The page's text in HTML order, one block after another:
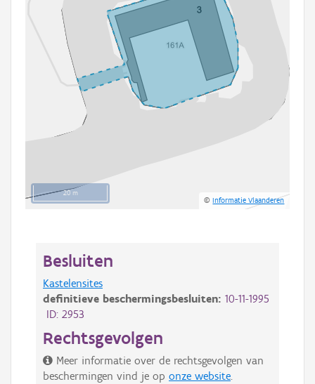
20 m
©Informatie Vlaanderen
Besluiten
Kastelensites
definitieve beschermingsbesluiten: 10-11-1995
ID: 2953
Rechtsgevolgen
Meer informatie over de rechtsgevolgen van
beschermingen vind je op onze website.